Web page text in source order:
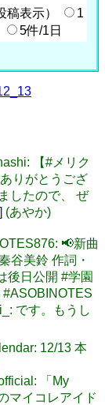
表示）
1
5件/1日
【#メリク
りがとうござ
したので、 ぜ
(あやか)
📢新曲
谷美鈴 作詞・
後日公開 #学園
です。もうし
12/13 本
「My
マイコレアイド